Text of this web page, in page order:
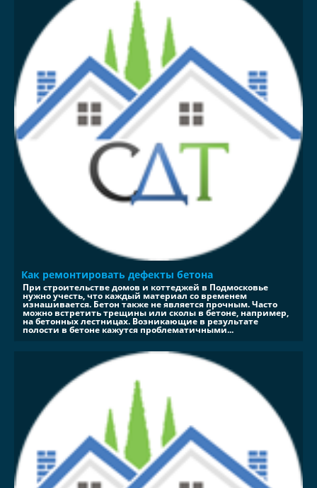
Как ремонтировать дефекты бетона
При строительстве домов и коттеджей в Подмосковье
нужно учесть, что каждый материал со временем
изнашивается. Бетон также не является прочным. Часто
можно встретить трещины или сколы в бетоне, например,
на бетонных лестницах. Возникающие в результате
полости в бетоне кажутся проблематичными...